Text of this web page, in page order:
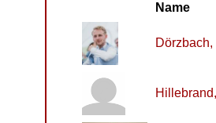
Name
Dörzbach,